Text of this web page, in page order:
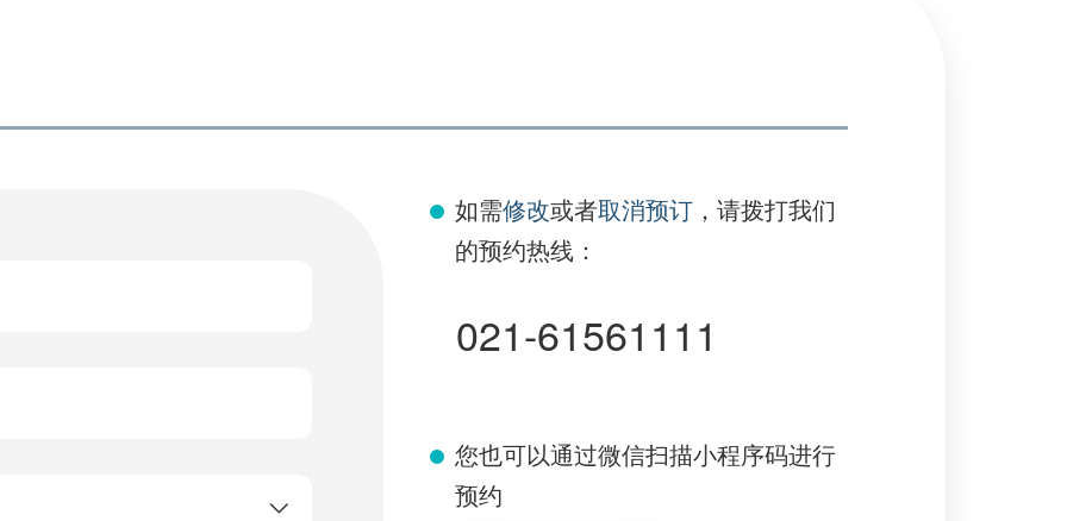
如需修改或者取消预订，请拨打我们
的预约热线：
021-61561111
您也可以通过微信扫描小程序码进行
预约